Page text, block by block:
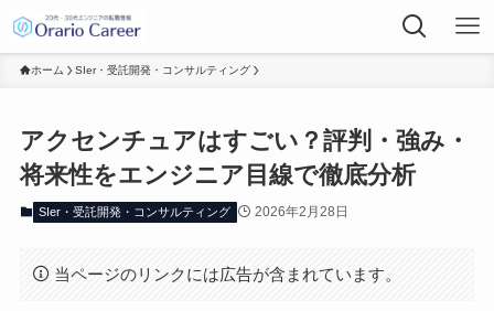
ホーム SIer・受託開発・コンサルティング
アクセンチュアはすごい？評判・強み・
将来性をエンジニア目線で徹底分析
SIer・受託開発・コンサルティング 2026年2月28日
当ページのリンクには広告が含まれています。